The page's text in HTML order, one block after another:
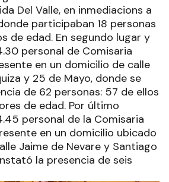
Del Valle, en inmediacions a
participaban 18 personas
de edad. En segundo lugar y
personal de Comisaria
en un domicilio de calle
y 25 de Mayo, donde se
de 62 personas: 57 de ellos
de edad. Por último
personal de la Comisaria
en un domicilio ubicado
Jaime de Nevare y Santiago
la presencia de seis